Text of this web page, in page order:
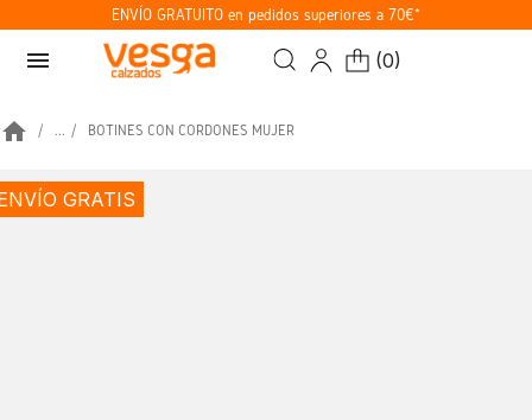
ENVÍO GRATUITO en pedidos superiores a 70€*
menu (0)
home ... BOTINES CON CORDONES MUJER
GRATIS